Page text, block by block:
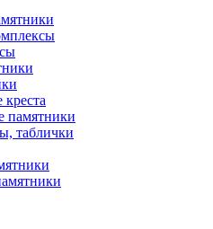
памятники
таблички